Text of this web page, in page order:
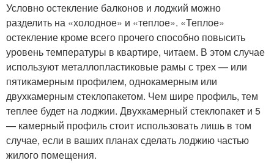
Условно остекление балконов и лоджий можно
разделить на «холодное» и «теплое». «Теплое»
остекление кроме всего прочего способно повысить
уровень температуры в квартире, читаем. В этом случае
используют металлопластиковые рамы с трех — или
пятикамерным профилем, однокамерным или
двухкамерным стеклопакетом. Чем шире профиль, тем
теплее будет на лоджии. Двухкамерный стеклопакет и 5
— камерный профиль стоит использовать лишь в том
случае, если в ваших планах сделать лоджию частью
жилого помещения.